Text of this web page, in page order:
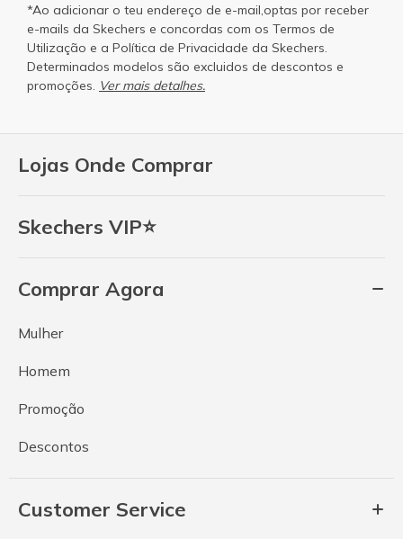
Lojas Onde Comprar
Skechers VIP⭐
Comprar Agora
Mulher
Homem
Promoção
Descontos
Customer Service
*Ao adicionar o teu endereço de e-mail,optas por receber
e-mails da Skechers e concordas com os Termos de
Utilização e a Política de Privacidade da Skechers.
Determinados modelos são excluidos de descontos e
promoções. Ver mais detalhes.